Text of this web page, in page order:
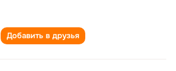
Добавить в друзья